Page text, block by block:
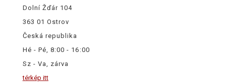
Dolní Žďár 104
363 01 Ostrov
Česká republika
Hé - Pé, 8:00 - 16:00
Sz - Va, zárva
térkép itt